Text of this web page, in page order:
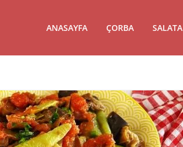
ANASAYFA ÇORBA SALATA